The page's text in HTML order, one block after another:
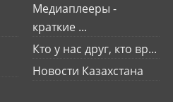
Медиаплееры -
краткие ...
Кто у нас друг, кто вр...
Новости Казахстана